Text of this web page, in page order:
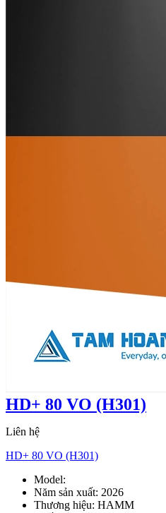
HD+ 80 VO (H301)
Liên hệ
HD+ 80 VO (H301)
Model:
Năm sản xuất: 2026
Thương hiệu: HAMM